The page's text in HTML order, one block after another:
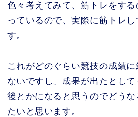
色々考えてみて、筋トレをす
っているので、実際に筋トレし
す。
これがどのぐらい競技の成績
ないですし、成果が出たとし
後とかになると思うのでどうな
たいと思います。